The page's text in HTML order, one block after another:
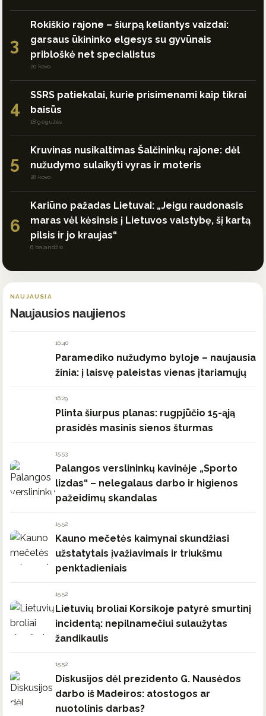
3
Rokiškio rajone – šiurpą keliantys vaizdai:
garsaus ūkininko elgesys su gyvūnais
pribloškė net specialistus
20 kovo
4
SSRS patiekalai, kurie prisimenami kaip tikrai
baisūs
18 gegužės
5
Kruvinas nusikaltimas Šalčininkų rajone: dėl
nužudymo sulaikyti vyras ir moteris
28 kovo
6
Kariūno pažadas Lietuvai: „Jeigu raudonasis
maras vėl kėsinsis į Lietuvos valstybę, šį kartą
pilsis ir jo kraujas“
6 balandžio
NAUJAUSIA
Naujausios naujienos
16:40
Paramediko nužudymo byloje – naujausia
žinia: į laisvę paleistas vienas įtariamųjų
16:29
Plinta šiurpus planas: rugpjūčio 15-ąją
prasidės masinis sienos šturmas
15:53
Palangos verslininkų kavinėje „Sporto
lizdas“ – nelegalaus darbo ir higienos
pažeidimų skandalas
15:52
Kauno mečetės kaimynai skundžiasi
užstatytais įvažiavimais ir triukšmu
penktadieniais
15:52
Lietuvių broliai Korsikoje patyrė smurtinį
incidentą: nepilnamečiui sulaužytas
žandikaulis
15:52
Diskusijos dėl prezidento G. Nausėdos
darbo iš Madeiros: atostogos ar
nuotolinis darbas?